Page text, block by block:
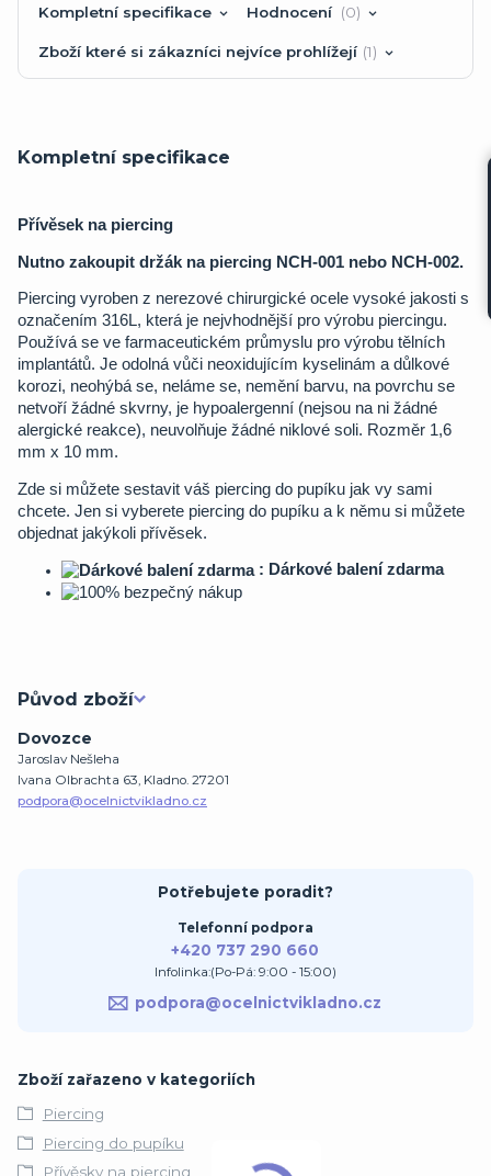
Kompletní specifikace Hodnocení 0
Zboží které si zákazníci nejvíce prohlížejí 1
Kompletní specifikace
Přívěsek na piercing
Nutno zakoupit držák na piercing NCH-001 nebo NCH-002.
Piercing vyroben z nerezové chirurgické ocele vysoké jakosti s
označením 316L, která je nejvhodnější pro výrobu piercingu.
Používá se ve farmaceutickém průmyslu pro výrobu tělních
implantátů. Je odolná vůči neoxidujícím kyselinám a důlkové
korozi, neohýbá se, neláme se, nemění barvu, na povrchu se
netvoří žádné skvrny, je hypoalergenní (nejsou na ni žádné
alergické reakce), neuvolňuje žádné niklové soli. Rozměr 1,6
mm x 10 mm.
Zde si můžete sestavit váš piercing do pupíku jak vy sami
chcete. Jen si vyberete piercing do pupíku a k němu si můžete
objednat jakýkoli přívěsek.
: Dárkové balení zdarma
Původ zboží
Dovozce
Jaroslav Nešleha
Ivana Olbrachta 63, Kladno. 27201
podpora@ocelnictvikladno.cz
Potřebujete poradit?
Telefonní podpora
+420 737 290 660
Infolinka:(Po-Pá: 9:00 - 15:00)
podpora@ocelnictvikladno.cz
Zboží zařazeno v kategoriích
Piercing
Piercing do pupíku
Přívěsky na piercing